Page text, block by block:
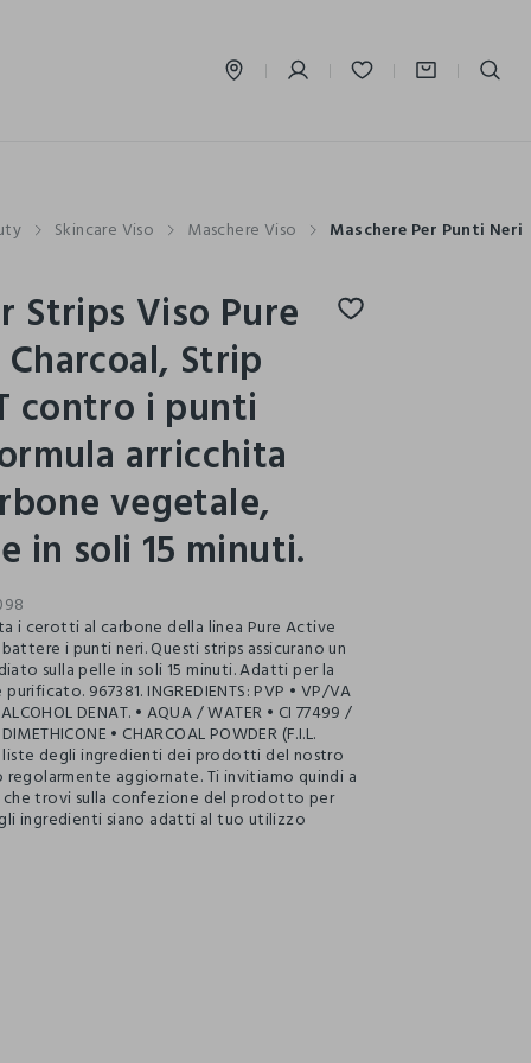
Skincare Viso Maschere Viso Maschere Per Punti Neri
Strips Viso Pure
Strip
contro i punti
arricchita
vegetale,
in soli 15 minuti.
i cerotti al carbone della linea Pure Active
i punti neri. Questi strips assicurano un
sulla pelle in soli 15 minuti. Adatti per la
967381. INGREDIENTS: PVP • VP/VA
DENAT. • AQUA / WATER • CI 77499 /
• CHARCOAL POWDER (F.I.L.
liste degli ingredienti dei prodotti del nostro
regolarmente aggiornate. Ti invitiamo quindi a
che trovi sulla confezione del prodotto per
ingredienti siano adatti al tuo utilizzo